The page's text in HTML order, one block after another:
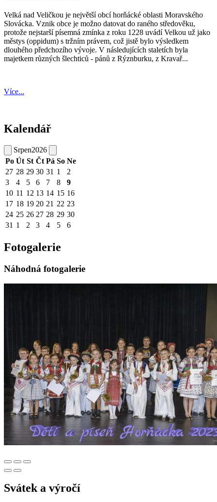
Velká nad Veličkou je největší obcí horňácké oblasti Moravského
Slovácka. Vznik obce je možno datovat do raného středověku,
protože nejstarší písemná zmínka z roku 1228 uvádí Velkou už jako
městys (oppidum) s tržním právem, což jistě bylo výsledkem
dlouhého předchozího vývoje. V následujících staletích byla
majetkem různých šlechticů - pánů z Rýznburku, z Kravař...
Více...
Kalendář
Srpen2026
Po Út St Čt Pá So Ne
27 28 29 30 31 1
2
3
4 5 6 7 8
9
10 11 12 13 14 15 16
17 18 19 20 21 22 23
24 25 26 27 28 29 30
31 1 2 3 4 5 6
Fotogalerie
Náhodná fotogalerie
Svátek a výročí